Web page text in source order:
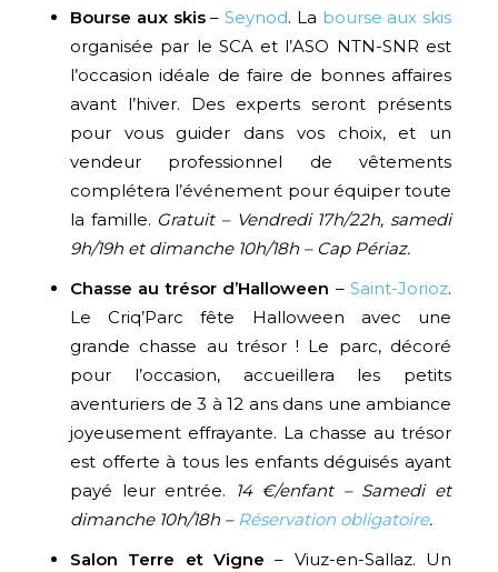
Bourse aux skis– Seynod. La bourse aux skis
organisée par le SCA et l’ASO NTN-SNR est
l’occasion idéale de faire de bonnes affaires
avant l’hiver. Des experts seront présents
pour vous guider dans vos choix, et un
vendeur professionnel de vêtements
complétera l’événement pour équiper toute
la famille. Gratuit – Vendredi 17h/22h, samedi
9h/19h et dimanche 10h/18h – Cap Périaz.
Chasse au trésor d’Halloween –Saint-Jorioz.
Le Criq’Parc fête Halloween avec une
grande chasse au trésor ! Le parc, décoré
pour l’occasion, accueillera les petits
aventuriers de 3 à 12 ans dans une ambiance
joyeusement effrayante. La chasse au trésor
est offerte à tous les enfants déguisés ayant
payé leur entrée.
14 €/enfant – Samedi et
dimanche 10h/18h – Réservation obligatoire.
Salon Terre et Vigne – Viuz-en-Sallaz. Un